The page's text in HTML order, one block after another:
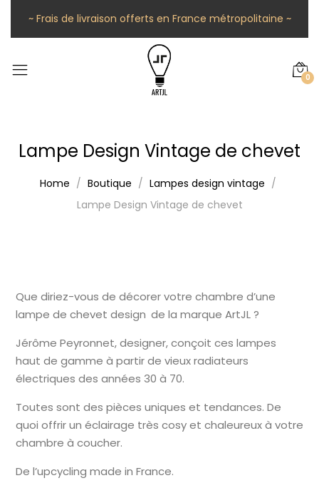
~ Frais de livraison offerts en France métropolitaine ~
0
Lampe Design Vintage de chevet
Home Boutique
Lampes design vintage
Lampe Design Vintage de chevet
Que diriez-vous de décorer votre chambre d’une
lampe de chevet design de la marque ArtJL ?
Jérôme Peyronnet, designer, conçoit ces lampes
haut de gamme à partir de vieux radiateurs
électriques des années 30 à 70.
Toutes sont des pièces uniques et tendances. De
quoi offrir un éclairage très cosy et chaleureux à votre
chambre à coucher.
De l’upcycling made in France.